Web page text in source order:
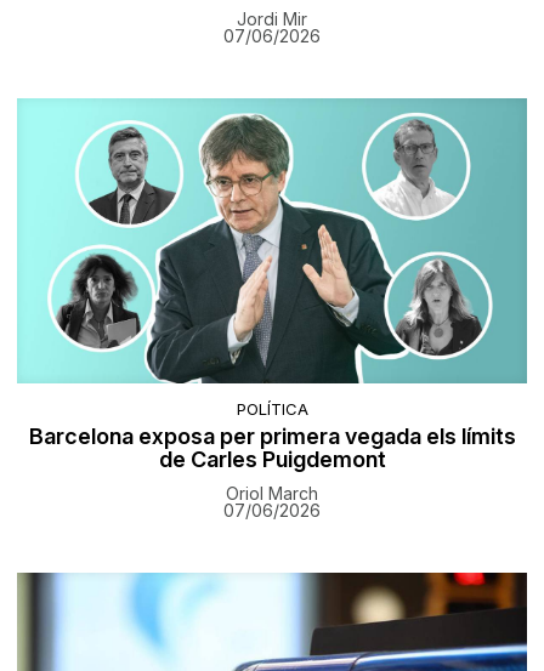
Jordi Mir
07/06/2026
POLÍTICA
Barcelona exposa per primera vegada els límits
de Carles Puigdemont
Oriol March
07/06/2026